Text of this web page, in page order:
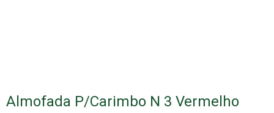
Almofada P/Carimbo N 3 Vermelho